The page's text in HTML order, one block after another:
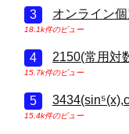
オンライン
18.1k件のビュー
2150(常用対
15.7k件のビュー
15.4k件のビュー